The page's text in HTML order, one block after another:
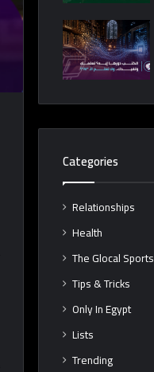
Categories
Relationships
Health
The Glocal Sports
Tips & Tricks
Only In Egypt
Lists
Trending